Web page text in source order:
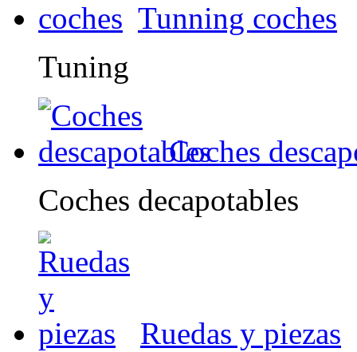
Tunning coches
Tuning
Coches
Coches decapotables
Ruedas y piezas